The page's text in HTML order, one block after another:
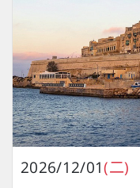
2026/12/01(二)